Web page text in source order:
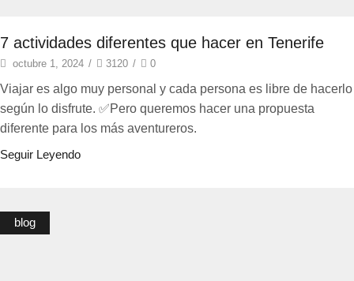
7 actividades diferentes que hacer en Tenerife
octubre 1, 2024 / 3120 / 0
Viajar es algo muy personal y cada persona es libre de hacerlo
según lo disfrute. ✅Pero queremos hacer una propuesta
diferente para los más aventureros.
Seguir Leyendo
blog